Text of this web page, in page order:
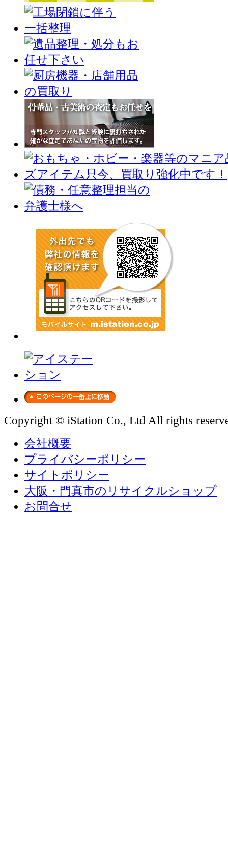
Copyright © iStation Co., Ltd All rights
会社概要
プライバシーポリシー
サイトポリシー
大阪・門真市のリサイクルショップ